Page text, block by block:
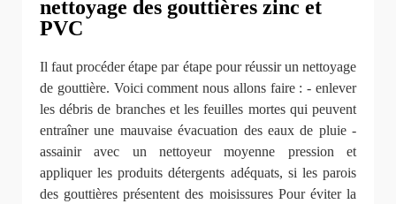
nettoyage des gouttières zinc et
PVC
Il faut procéder étape par étape pour réussir un nettoyage
de gouttière. Voici comment nous allons faire : - enlever
les débris de branches et les feuilles mortes qui peuvent
entraîner une mauvaise évacuation des eaux de pluie -
assainir avec un nettoyeur moyenne pression et
appliquer les produits détergents adéquats, si les parois
des gouttières présentent des moisissures Pour éviter la